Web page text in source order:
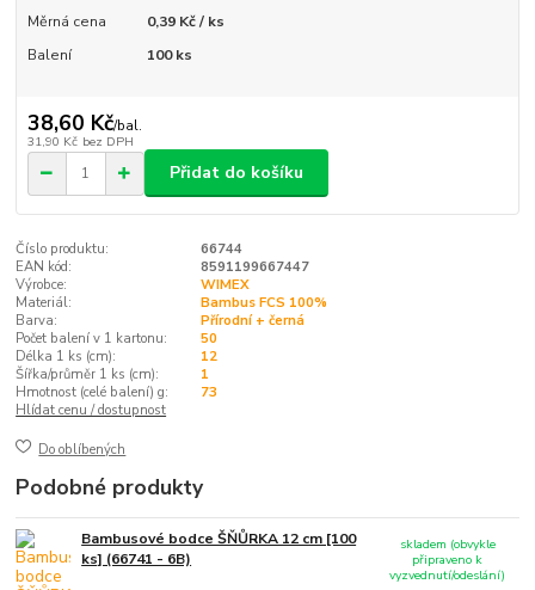
Měrná cena
0,39 Kč / ks
Balení
100 ks
38,60 Kč/bal.
31,90 Kč bez DPH
Přidat do košíku
Číslo produktu:
66744
EAN kód:
8591199667447
Výrobce:
WIMEX
Materiál:
Bambus FCS 100%
Barva:
Přírodní + černá
Počet balení v 1 kartonu:
50
Délka 1 ks (cm):
12
Šířka/průměr 1 ks (cm):
1
Hmotnost (celé balení) g:
73
Hlídat cenu / dostupnost
Do oblíbených
Podobné produkty
Bambusové bodce ŠŇŮRKA 12 cm [100
ks] (66741 - 6B)
skladem (obvykle
připraveno k
vyzvednutí/odeslání)